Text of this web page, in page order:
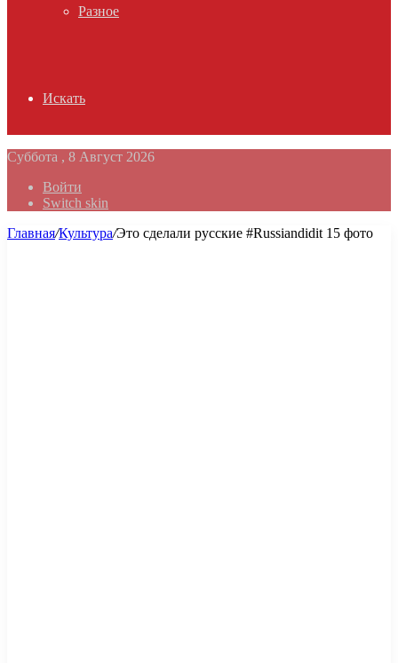
Разное
Искать
Суббота , 8 Август 2026
Войти
Switch skin
Главная/Культура/Это сделали русские #Russiandidit 15 фото